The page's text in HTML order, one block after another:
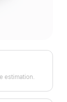
estimation.